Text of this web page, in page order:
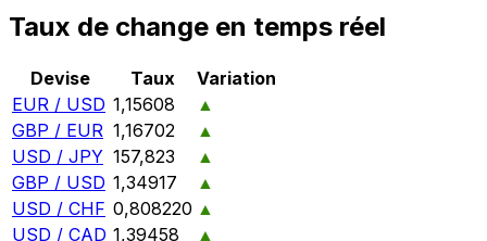
Taux de change en temps réel
Devise Taux
Variation
EUR / USD 1,15608
▲
GBP / EUR 1,16702
▲
USD / JPY 157,823
▲
GBP / USD 1,34917
▲
USD / CHF 0,808220 ▲
USD / CAD 1,39458
▲